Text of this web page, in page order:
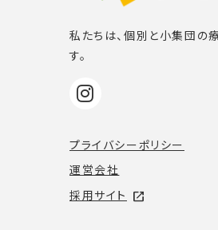
私たちは、個別と小集団の
す。
プライバシーポリシー
運営会社
採用サイト open_in_new